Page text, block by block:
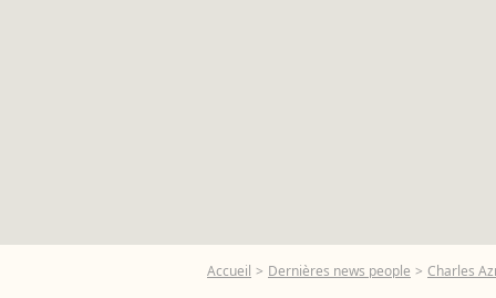
Accueil Dernières news people Charles